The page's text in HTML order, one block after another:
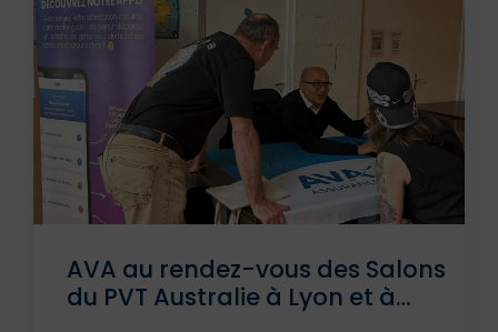
AVA au rendez-vous des Salons
du PVT Australie à Lyon et à